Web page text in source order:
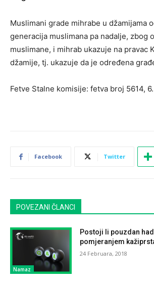
Muslimani grade mihrabe u džamijama
generacija muslimana pa nadalje, zbog
muslimane, i mihrab ukazuje na pravac
džamije, tj. ukazuje da je određena
Fetve Stalne komisije: fetva broj 5614,
Facebook Twitter
POVEZANI ČLANCI
Namaz
Postoji li pouzdan
pomjeranjem
24 Februara, 2018